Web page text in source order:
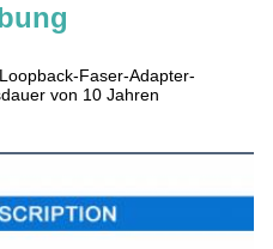
Faser-Adapter-
von 10 Jahren